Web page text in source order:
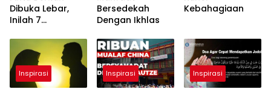
Dibuka Lebar,
Inilah 7
Membaca
Alquran
Bersedekah
Dengan Ikhlas
Kebahagiaan
Inspirasi Inspirasi Inspirasi